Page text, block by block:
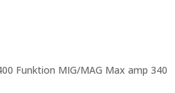
Funktion MIG/MAG Max amp 340